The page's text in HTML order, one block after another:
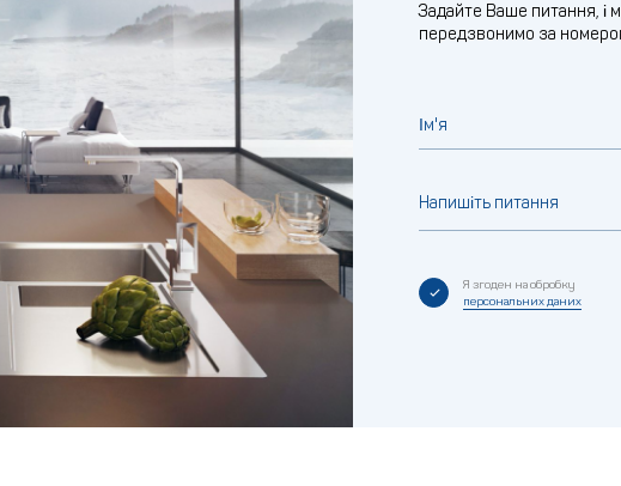
Задайте Ваше питання, і
передзвонимо за
Ім'я
Напишіть питання
Я згоден на обробку
персональних даних